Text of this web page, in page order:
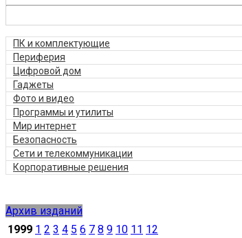
ПК и комплектующие
Периферия
Цифровой дом
Гаджеты
Фото и видео
Программы и утилиты
Мир интернет
Безопасность
Сети и телекоммуникации
Корпоративные решения
Архив изданий
1999 1 2 3 4 5 6 7 8 9 10 11 12